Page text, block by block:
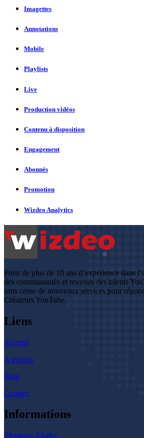
Imagettes
Annotations
Mobile
Playlists
Live
Production vidéos
Contenu à disposition
Engagement
Abonnés
Promotion
Wizdeo Analytics
Forts de plus de 10 ans d’expérience dans
des communautés et revenus des talents
sans cesse de nouveaux services pour
Créateurs YouTube.
Liens
Accueil
A propos
Blog
Contact
Informations
Mentions légales